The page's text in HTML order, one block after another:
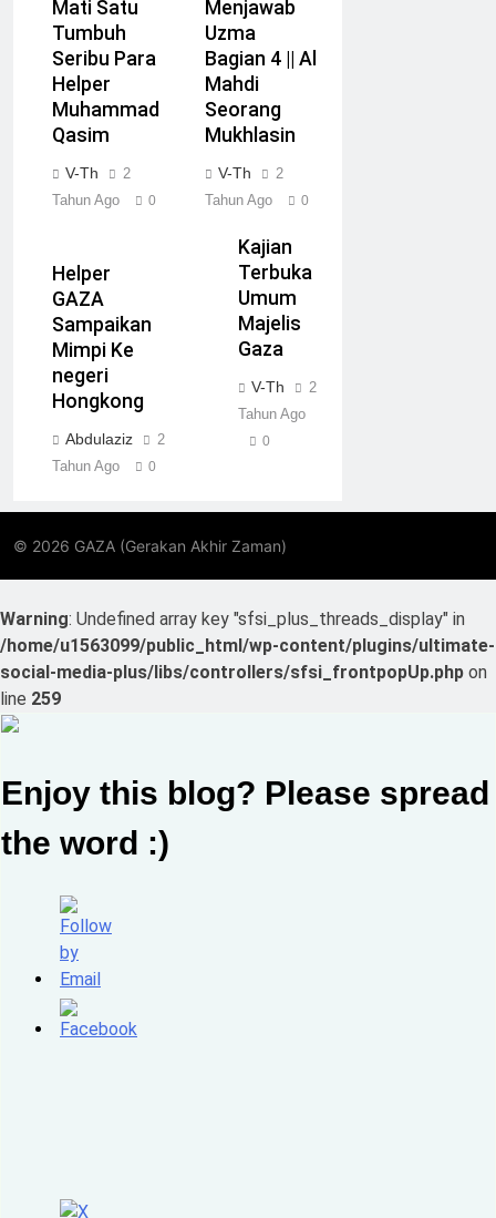
Mati Satu
Tumbuh
Seribu Para
Helper
Muhammad
Qasim
V-Th
2
Tahun Ago
0
Menjawab
Uzma
Bagian 4 || Al
Mahdi
Seorang
Mukhlasin
V-Th
2
Tahun Ago
0
Helper
GAZA
Sampaikan
Mimpi Ke
negeri
Hongkong
Abdulaziz
2
Tahun Ago
0
Kajian
Terbuka
Umum
Majelis
Gaza
V-Th
2
Tahun Ago
0
Warning: Undefined array key "sfsi_plus_threads_display" in
/home/u1563099/public_html/wp-content/plugins/ultimate-
social-media-plus/libs/controllers/sfsi_frontpopUp.php on
line 259
Enjoy this blog? Please spread
the word :)